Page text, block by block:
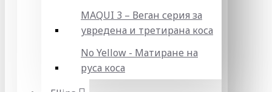
MAQUI 3 – Веган серия за
увредена и третирана коса
No Yellow - Матиране на
руса коса